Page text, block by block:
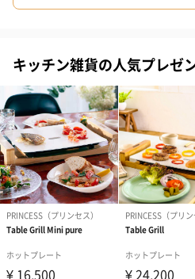
（110円）
（110円
結婚祝いちょい足しギフト
結婚祝いギフトへの＋αにおすすめ
ションをご用意いたしました。
商品と同梱してお届けいたします。
キッチン雑貨の人気プレゼ